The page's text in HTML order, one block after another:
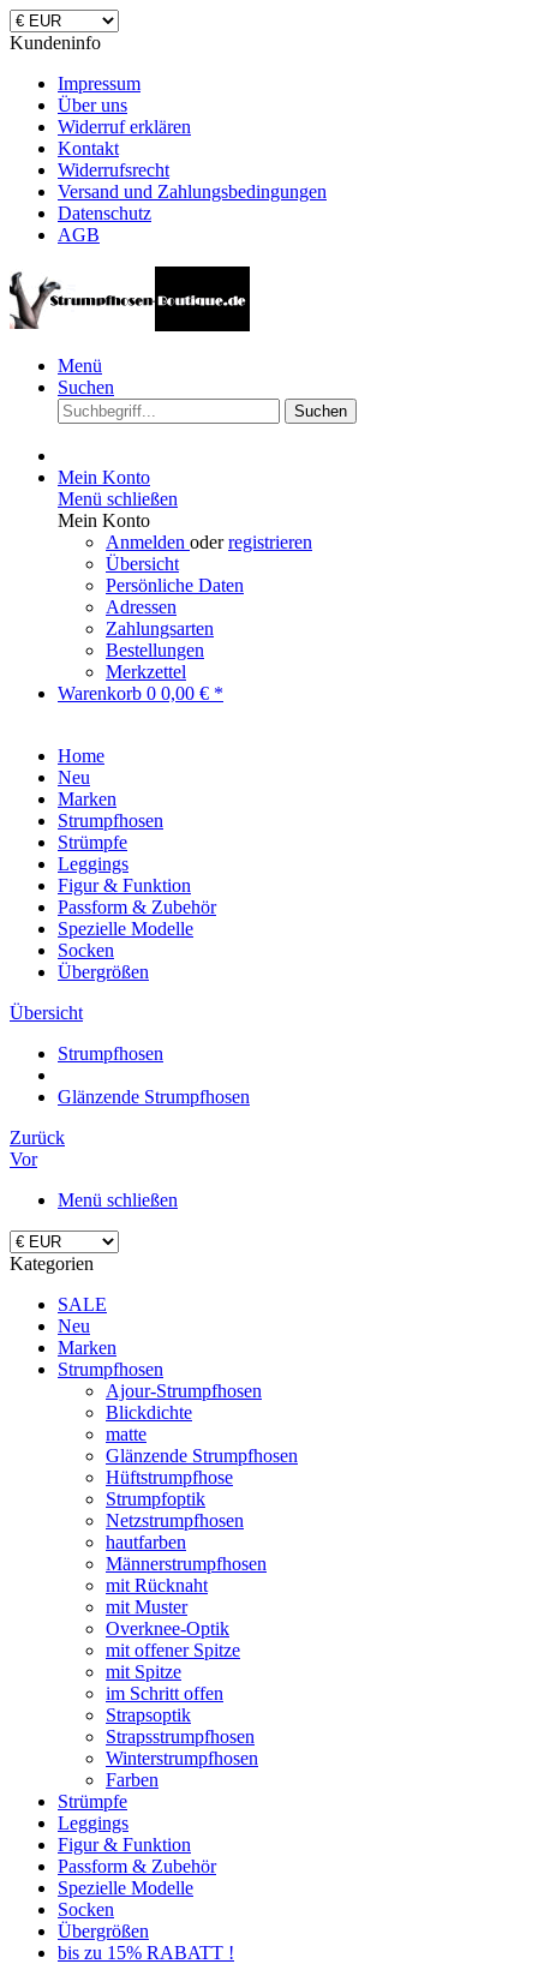
Kundeninfo
Impressum
Über uns
Widerruf erklären
Kontakt
Widerrufsrecht
Versand und Zahlungsbedingungen
Datenschutz
AGB
Menü
Suchen
Suchen
Mein Konto
Menü schließen
Mein Konto
Anmelden oderregistrieren
Übersicht
Persönliche Daten
Adressen
Zahlungsarten
Bestellungen
Merkzettel
Warenkorb 0 0,00 € *
Home
Neu
Marken
Strumpfhosen
Strümpfe
Leggings
Figur & Funktion
Passform & Zubehör
Spezielle Modelle
Socken
Übergrößen
Übersicht
Strumpfhosen
Glänzende Strumpfhosen
Zurück
Vor
Menü schließen
Kategorien
SALE
Neu
Marken
Strumpfhosen
Ajour-Strumpfhosen
Blickdichte
matte
Glänzende Strumpfhosen
Hüftstrumpfhose
Strumpfoptik
Netzstrumpfhosen
hautfarben
Männerstrumpfhosen
mit Rücknaht
mit Muster
Overknee-Optik
mit offener Spitze
mit Spitze
im Schritt offen
Strapsoptik
Strapsstrumpfhosen
Winterstrumpfhosen
Farben
Strümpfe
Leggings
Figur & Funktion
Passform & Zubehör
Spezielle Modelle
Socken
Übergrößen
bis zu 15% RABATT !